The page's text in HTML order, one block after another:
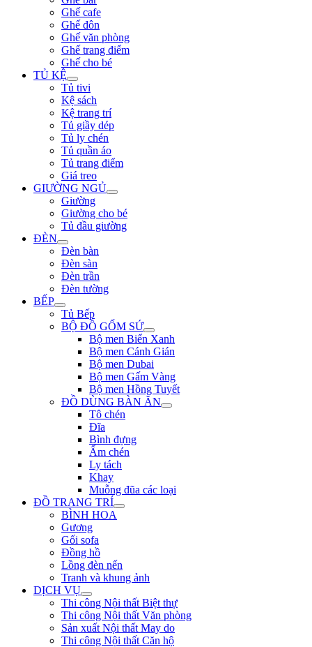
Ghế cafe
Ghế đôn
Ghế văn phòng
Ghế trang điểm
Ghế cho bé
TỦ KỆ
Tủ tivi
Kệ sách
Kệ trang trí
Tủ giầy dép
Tủ ly chén
Tủ quần áo
Tủ trang điểm
Giá treo
GIƯỜNG NGỦ
Giường
Giường cho bé
Tủ đầu giường
ĐÈN
Đèn bàn
Đèn sàn
Đèn trần
Đèn tường
BẾP
Tủ Bếp
BỘ ĐỒ GỐM SỨ
Bộ men Biển Xanh
Bộ men Cánh Gián
Bộ men Dubai
Bộ men Gấm Vàng
Bộ men Hồng Tuyết
ĐỒ DÙNG BÀN ĂN
Tô chén
Đĩa
Bình đựng
Ấm chén
Ly tách
Khay
Muỗng đũa các loại
ĐỒ TRANG TRÍ
BÌNH HOA
Gương
Gối sofa
Đồng hồ
Lồng đèn nến
Tranh và khung ảnh
DỊCH VỤ
Thi công Nội thất Biệt thự
Thi công Nội thất Văn phòng
Sản xuất Nội thất May do
Thi công Nội thất Căn hộ